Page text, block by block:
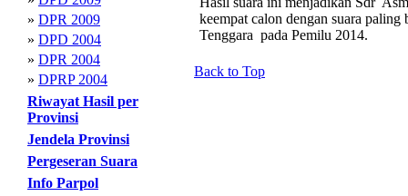
» DPR 2009
» DPD 2004
» DPR 2004
» DPRP 2004
Riwayat Hasil per
Provinsi
Jendela Provinsi
Pergeseran Suara
Info Parpol
keempat calon dengan suara
Tenggara pada Pemilu 2014.
Back to Top